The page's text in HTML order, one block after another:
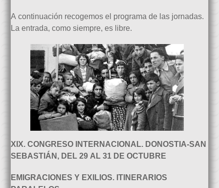
A continuación recogemos el programa de las jornadas.
La entrada, como siempre, es libre.
XIX. CONGRESO INTERNACIONAL. DONOSTIA-SAN
SEBASTIÁN, DEL 29 AL 31 DE OCTUBRE
EMIGRACIONES Y EXILIOS. ITINERARIOS